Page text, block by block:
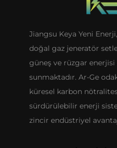
Jiangsu Keya Yeni
doğal gaz jeneratör
güneş ve rüzgar
sunmaktadır. Ar-Ge
küresel karbon
sürdürülebilir enerji
zincir endüstriyel